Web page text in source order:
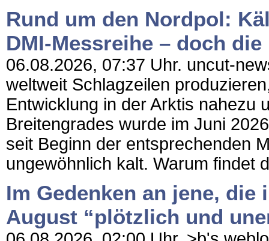
Rund um den Nordpol:
DMI-Messreihe – doch
06.08.2026, 07:37 Uhr. uncut-
weltweit Schlagzeilen
Entwicklung in der Arktis nahezu
Breitengrades wurde im Juni
seit Beginn der entsprechenden
ungewöhnlich kalt. Warum findet
Im Gedenken an jene,
August “plötzlich und